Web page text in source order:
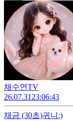
채수연TV
26.07.31 23:06:43
채금 (30초)귀니:)